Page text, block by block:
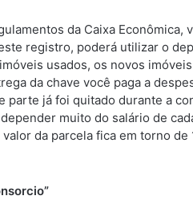
da Caixa
registro, poderá utilizar o
usados, os novos
da chave você paga a
parte já foi quitado durante a
muito do salário de
da parcela fica em torno